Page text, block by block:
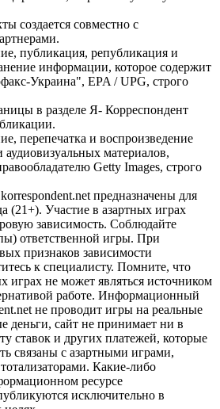
создается совместно с
публикация, републикация и
информации, которое содержит
Украина", EPA / UPG, строго
в разделе Я- Корреспондент
перепечатка и воспроизведение
материалов,
Getty Images, строго
предназначены для
(21+). Участие в азартных играх
зависимость. Соблюдайте
ответственной игры. При
признаков зависимости
к специалисту. Помните, что
играх не может являться источником
работе. Информационный
не проводит игры на реальные
деньги, сайт не принимает ни в
ставок и других платежей, которые
связаны с азартными играми,
Какие-либо
ресурсе
исключительно в